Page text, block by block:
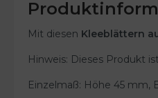
Mit diesen Kleeblättern
Hinweis: Dieses Produkt
Einzelmaß: Höhe 45 mm,